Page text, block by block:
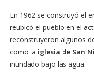
En 1962 se construyó el
reubicó el pueblo en el
reconstruyeron algunos
como la iglesia de San
inundado bajo las agua.